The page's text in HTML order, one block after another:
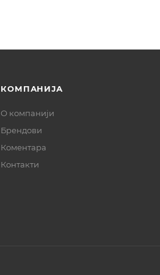
КОМПАНИЈА
О компанији
Брендови
Коментара
Контакти